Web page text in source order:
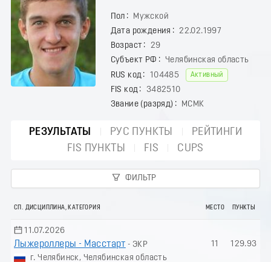
Пол
Мужской
Дата рождения
22.02.1997
Возраст
29
Субъект РФ
Челябинская область
RUS код
104485 Активный
FIS код
3482510
Звание (разряд)
МСМК
РЕЗУЛЬТАТЫ РУС ПУНКТЫ
РЕЙТИНГИ
FIS ПУНКТЫ
FIS CUPS
ФИЛЬТР
СП. ДИСЦИПЛИНА, КАТЕГОРИЯ МЕСТО ПУНКТЫ
11.07.2026
Лыжероллеры - Масстарт - ЭКР
г. Челябинск, Челябинская область
11 129.93